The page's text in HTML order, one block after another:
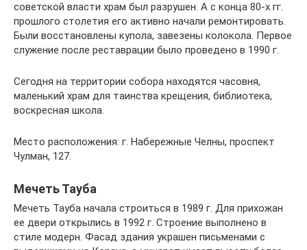
советской власти храм был разрушен. А с конца 80-х гг.
прошлого столетия его активно начали ремонтировать.
Были восстановлены купола, завезены колокола. Первое
служение после реставрации было проведено в 1990 г.
Сегодня на территории собора находятся часовня,
маленький храм для таинства крещения, библиотека,
воскресная школа.
Место расположения: г. Набережные Челны, проспект
Чулман, 127.
Мечеть Тауба
Мечеть Тауба начала строиться в 1989 г. Для прихожан
ее двери открылись в 1992 г. Строение выполнено в
стиле модерн. Фасад здания украшен письменами с